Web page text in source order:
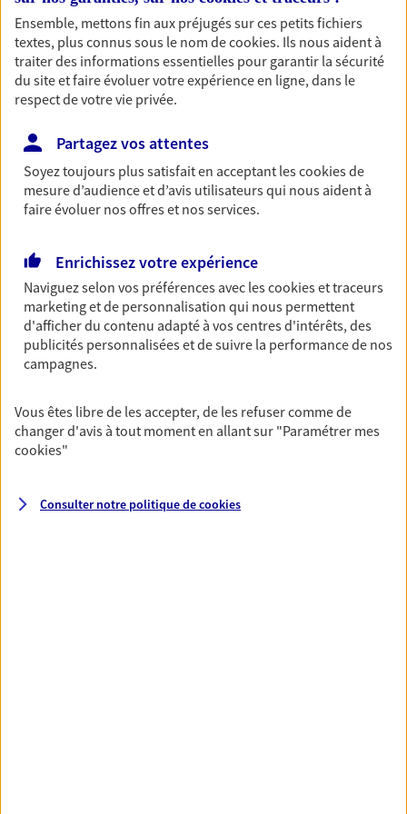
NOUS CONTACTER
Multirisque Entreprise
Gagnez en simplicité et en sérénité avec votre
assurance multirisque entreprise. Un contrat
unique pour protéger vos locaux, matériels pro,
équipements et stocks… sans oublier votre
responsabilité civile.
DEMANDER UN DEVIS
VOIR TOUTES NOS OFFRES
Ensemble, mettons fin aux préjugés sur ces petits fichiers
textes, plus connus sous le nom decookies. Ils nous aident à
traiter des informations essentielles pour garantir la sécurité
du site et faire évoluer votre expérience en ligne, dans le
respect de votre vie privée.
Partagez vos attentes
Soyez toujours plus satisfait en acceptant lescookiesde
mesure d’audience et d’avis utilisateurs qui nous aident à
faire évoluer nos offres et nos services.
Enrichissez votre expérience
Naviguez selon vos préférences avec lescookies et traceurs
marketing et de personnalisation qui nous permettent
d'afficher du contenu adapté à vos centres d'intérêts, des
publicités personnalisées et de suivre la performance de nos
campagnes.
Vous êtes libre de les accepter, de les refuser comme de
changer d'avis à tout moment en allant sur "Paramétrer mes
cookies"
Consulter notre politique decookies